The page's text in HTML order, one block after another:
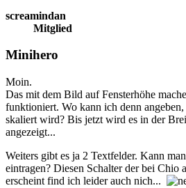
screamindan
Mitglied
Minihero
Moin.
Das mit dem Bild auf Fensterhöhe
funktioniert. Wo kann ich denn
skaliert wird? Bis jetzt wird es in der
angezeigt...
Weiters gibt es ja 2 Textfelder. Kann
eintragen? Diesen Schalter der bei Chio
erscheint find ich leider auch nich...